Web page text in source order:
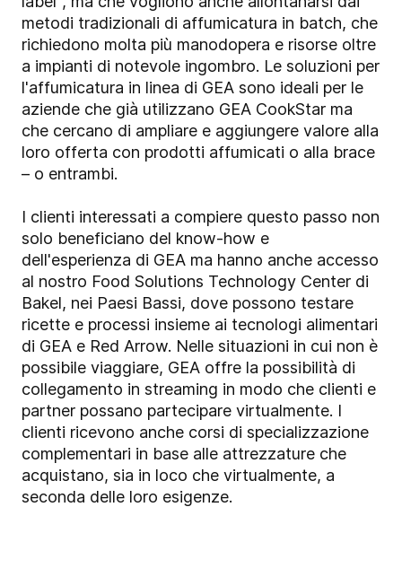
metodi tradizionali di affumicatura in batch, che
richiedono molta più manodopera e risorse oltre
a impianti di notevole ingombro. Le soluzioni per
l'affumicatura in linea di GEA sono ideali per le
aziende che già utilizzano GEA CookStar ma
che cercano di ampliare e aggiungere valore alla
loro offerta con prodotti affumicati o alla brace
– o entrambi.
I clienti interessati a compiere questo passo non
solo beneficiano del know-how e
dell'esperienza di GEA ma hanno anche accesso
al nostro Food Solutions Technology Center di
Bakel, nei Paesi Bassi, dove possono testare
ricette e processi insieme ai tecnologi alimentari
di GEA e Red Arrow. Nelle situazioni in cui non è
possibile viaggiare, GEA offre la possibilità di
collegamento in streaming in modo che clienti e
partner possano partecipare virtualmente. I
clienti ricevono anche corsi di specializzazione
complementari in base alle attrezzature che
acquistano, sia in loco che virtualmente, a
seconda delle loro esigenze.